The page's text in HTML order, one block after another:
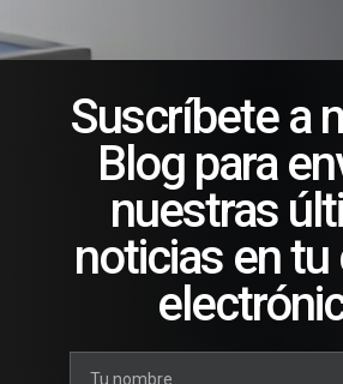
Suscríbete a
Blog para
nuestras
noticias en